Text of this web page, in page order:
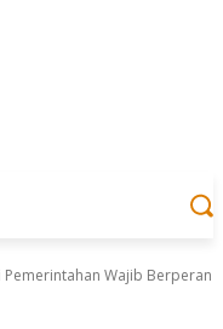
Wajib Berperan